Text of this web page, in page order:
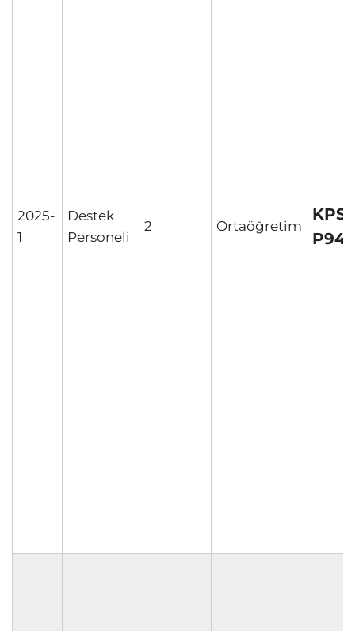
2025-
1
Destek
Personeli
2 Ortaöğretim
P94